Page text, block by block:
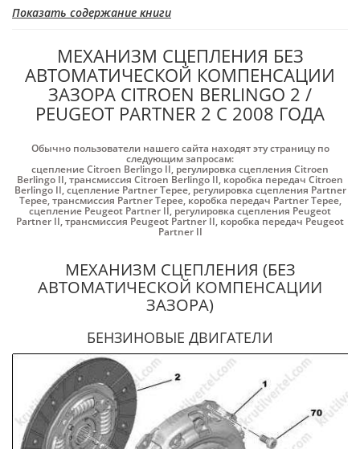
Показать содержание книги
МЕХАНИЗМ СЦЕПЛЕНИЯ БЕЗ
АВТОМАТИЧЕСКОЙ КОМПЕНСАЦИИ
ЗАЗОРА CITROEN BERLINGO 2 /
PEUGEOT PARTNER 2 С 2008 ГОДА
Обычно пользователи нашего сайта находят эту страницу по
следующим запросам:
сцепление Citroen Berlingo II, регулировка сцепления Citroen
Berlingo II,трансмиссия Citroen Berlingo II, коробка передач Citroen
Berlingo II,сцепление Partner Tepee, регулировка сцепления Partner
Tepee,трансмиссия Partner Tepee, коробка передач Partner Tepee,
сцепление Peugeot Partner II, регулировка сцепления Peugeot
Partner II,трансмиссия Peugeot Partner II, коробка передач Peugeot
Partner II
МЕХАНИЗМ СЦЕПЛЕНИЯ (БЕЗ
АВТОМАТИЧЕСКОЙ КОМПЕНСАЦИИ
ЗАЗОРА)
БЕНЗИНОВЫЕ ДВИГАТЕЛИ